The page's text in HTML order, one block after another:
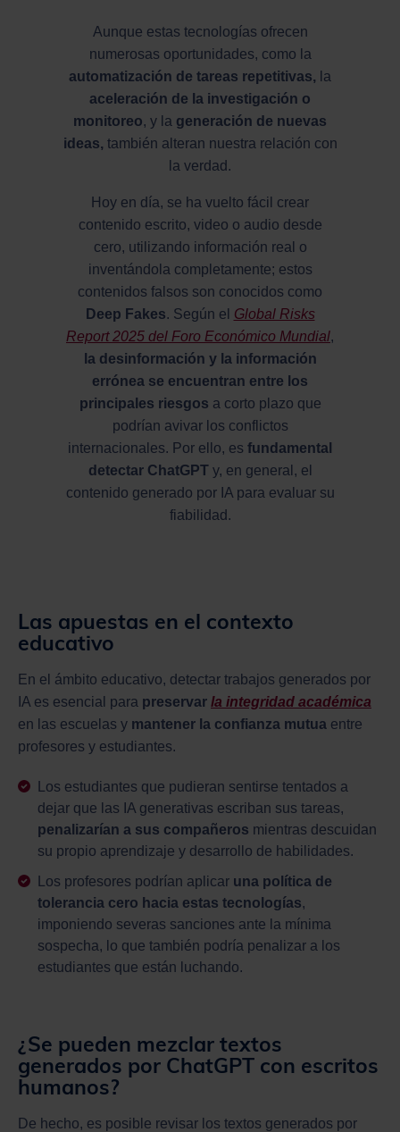
Aunque estas tecnologías ofrecen
numerosas oportunidades, como la
automatización de tareas repetitivas, la
aceleración de la investigación o
monitoreo, y la generación de nuevas
ideas, también alteran nuestra relación con
la verdad.
Hoy en día, se ha vuelto fácil crear
contenido escrito, video o audio desde
cero, utilizando información real o
inventándola completamente; estos
contenidos falsos son conocidos como
Deep Fakes. Según el Global Risks
Report 2025 del Foro Económico Mundial,
la desinformación y la información
errónea se encuentran entre los
principales riesgos a corto plazo que
podrían avivar los conflictos
internacionales. Por ello, es fundamental
detectar ChatGPTy, en general, el
contenido generado por IA para evaluar su
fiabilidad.
Las apuestas en el contexto
educativo
En el ámbito educativo, detectar trabajos generados por
IA es esencial para preservar la integridad académica
en las escuelas y mantener la confianza mutua entre
profesores y estudiantes.
Los estudiantes que pudieran sentirse tentados a
dejar que las IA generativas escriban sus tareas,
penalizarían a sus compañeros mientras descuidan
su propio aprendizaje y desarrollo de habilidades.
Los profesores podrían aplicar una política de
tolerancia cero hacia estas tecnologías,
imponiendo severas sanciones ante la mínima
sospecha, lo que también podría penalizar a los
estudiantes que están luchando.
¿Se pueden mezclar textos
generados por ChatGPT con escritos
humanos?
De hecho, es posible revisar los textos generados por